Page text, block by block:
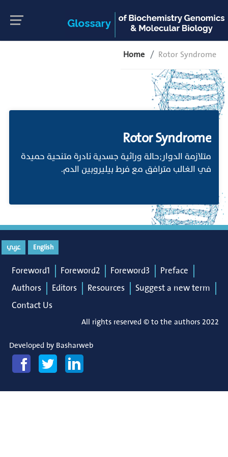
Home Rotor Syndrome
Rotor Syndrome
متلازمة الدوار;حالة وراثية جسدية نادرة متنحية حميدة
في الغالب مترافق مع فرط بيليروبين الدم.
English عربي
Foreword1 Foreword2 Foreword3
Preface
Authors
Editors Resources
Suggest a new term
Contact Us
All rights reserved © to the authors 2022
Developed by Basharweb